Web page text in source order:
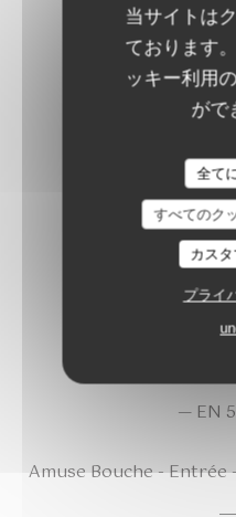
当サイトは
ております
ッキー利用
がで
全て
すべてのク
カス
プライ
Servi
— EN
Amuse Bouche - Entrée